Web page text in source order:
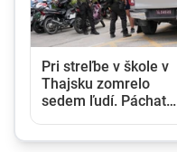
Pri streľbe v škole v
Thajsku zomrelo
sedem ľudí. Páchateľ